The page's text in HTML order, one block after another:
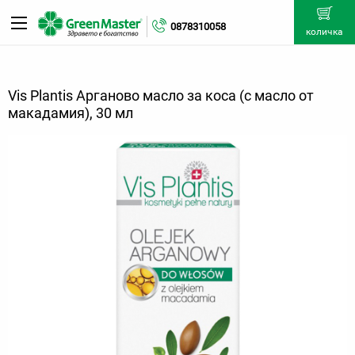
0878310058 количка
Vis Plantis Арганово масло за коса (с масло от
макадамия), 30 мл